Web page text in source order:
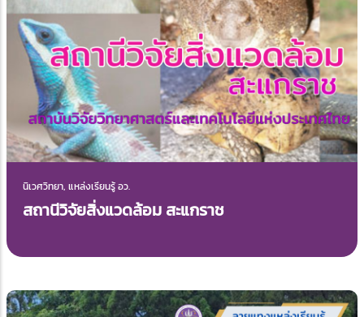
นิเวศวิทยา, แหล่งเรียนรู้ อว.
สถานีวิจัยสิ่งแวดล้อม สะแกราช